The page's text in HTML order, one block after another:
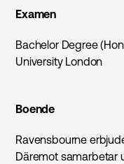
Examen
Bachelor Degree
University London
Boende
Ravensbourne
Däremot samarbetar